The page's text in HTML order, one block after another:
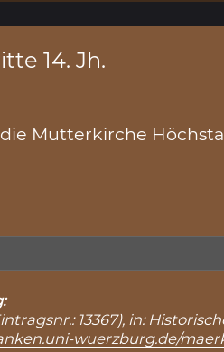
14. Jh.
Mutterkirche
13367), in:
wuerzburg.de/